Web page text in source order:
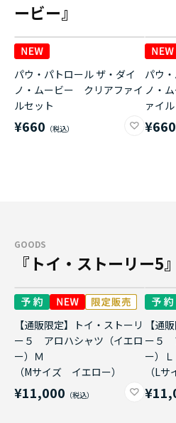
ービー』
パウ・パトロール ザ・ダイ
ノ・ムービー クリアファイ
ルセット
¥660
パウ
ノ・
ァイル
¥660
GOODS
『トイ・ストーリー5』
【通販限定】トイ・ストーリ
ー５ アロハシャツ（イエロ
ー）Ｍ
（Mサイズ イエロー）
¥11,000
【通
ー５
ー）Ｌ
（L